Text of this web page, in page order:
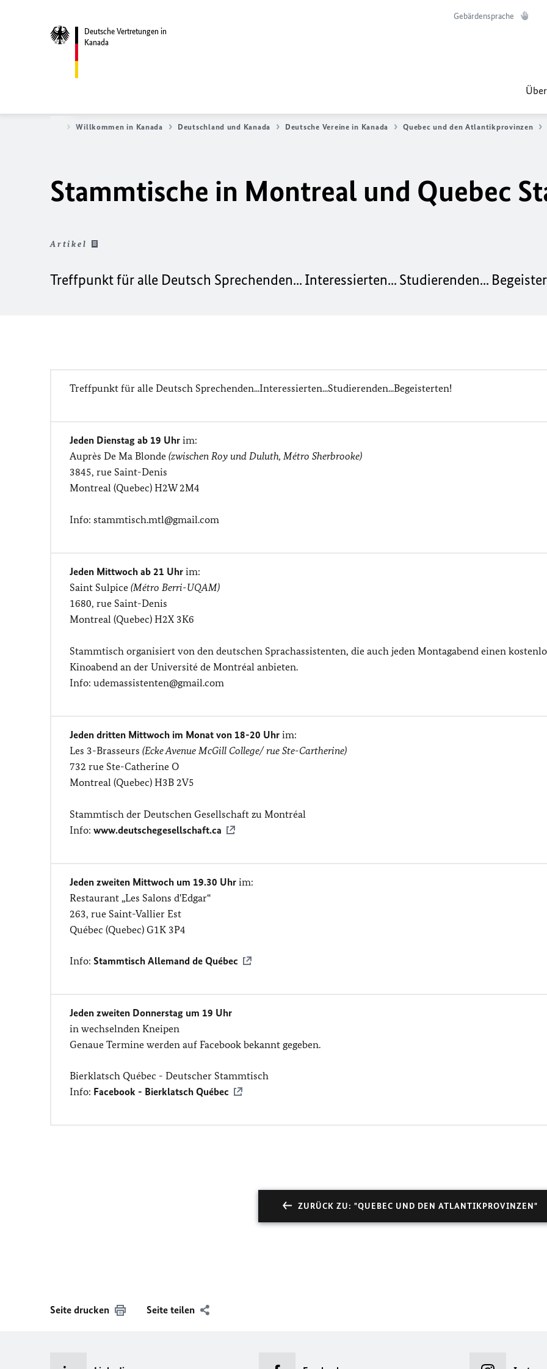
Deutsche Vertretungen in
Kanada
Gebärdensprache
Willkommen in Kanada Deutschland und Kanada Deutsche Vereine in Kanada Quebec und den Atlantikprovinzen
Stammtische in Montreal und Quebec
Artikel
Treffpunkt für alle Deutsch Sprechenden... Interessierten... Studierenden...
Treffpunkt für alle Deutsch Sprechenden...Interessierten...Studierenden...Begeisterten!
Jeden Dienstag ab 19 Uhr im:
Auprès De Ma Blonde (zwischen Roy und Duluth, Métro Sherbrooke)
3845, rue Saint-Denis
Montreal (Quebec) H2W 2M4
Info: stammtisch.mtl@gmail.com
Jeden Mittwoch ab 21 Uhr im:
Saint Sulpice (Métro Berri-UQAM)
1680, rue Saint-Denis
Montreal (Quebec) H2X 3K6
Stammtisch organisiert von den deutschen Sprachassistenten, die auch jeden Montagabend einen
Kinoabend an der Université de Montréal anbieten.
Info: udemassistenten@gmail.com
Jeden dritten Mittwoch im Monat von 18-20 Uhr im:
Les 3-Brasseurs (Ecke Avenue McGill College/ rue Ste-Cartherine)
732 rue Ste-Catherine O
Montreal (Quebec) H3B 2V5
Stammtisch der Deutschen Gesellschaft zu Montréal
Info: www.deutschegesellschaft.ca
Jeden zweiten Mittwoch um 19.30 Uhr im:
Restaurant „Les Salons d'Edgar“
263, rue Saint-Vallier Est
Québec (Quebec) G1K 3P4
Info: Stammtisch Allemand de Québec
Jeden zweiten Donnerstag um 19 Uhr
in wechselnden Kneipen
Genaue Termine werden auf Facebook bekannt gegeben.
Bierklatsch Québec - Deutscher Stammtisch
Info: Facebook - Bierklatsch Québec
ZURÜCK ZU: "QUEBEC UND DEN ATLANTIKPROVINZEN"
Seite drucken Seite teilen